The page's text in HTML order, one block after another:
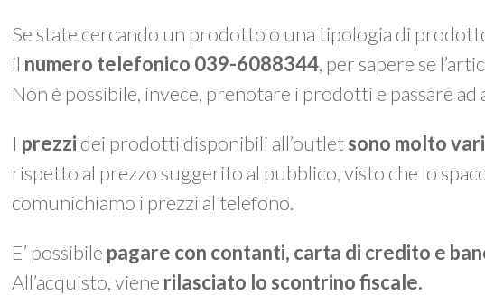
Se state cercando un prodotto o una tipologia di
il numero telefonico 039-6088344, per sapere se
Non è possibile, invece, prenotare i prodotti e passare
I prezzi dei prodotti disponibili all’outletsono molto
rispetto al prezzo suggerito al pubblico, visto che lo
comunichiamo i prezzi al telefono.
E’ possibile pagare con contanti, carta di credito e
All’acquisto, viene rilasciato lo scontrino fiscale.